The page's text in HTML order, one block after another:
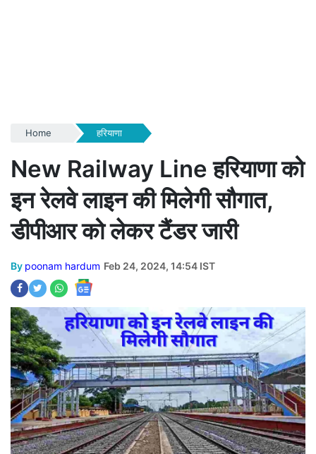
Home हरियाणा
New Railway Line हरियाणा को
इन रेलवे लाइन की मिलेगी सौगात,
डीपीआर को लेकर टैंडर जारी
By poonam hardum Feb 24, 2024, 14:54 IST